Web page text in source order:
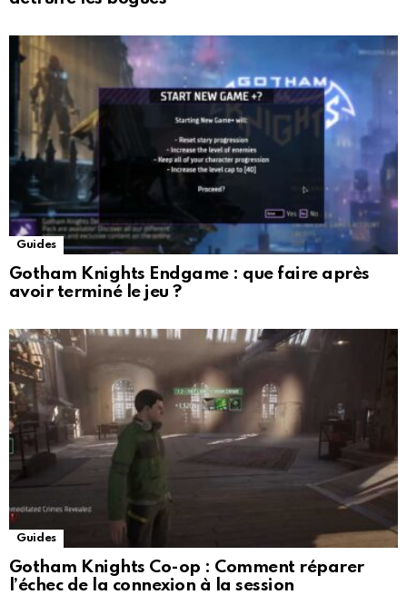
Guides
Gotham Knights Endgame : que faire après
avoir terminé le jeu ?
Guides
Gotham Knights Co-op : Comment réparer
l’échec de la connexion à la session